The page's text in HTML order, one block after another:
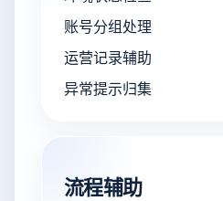
账号分组处理
运营记录辅助
异常提示归集
流程辅助